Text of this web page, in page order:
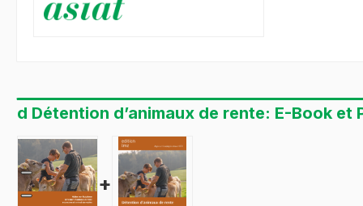
d Détention d’animaux de rente: E-Book et
+